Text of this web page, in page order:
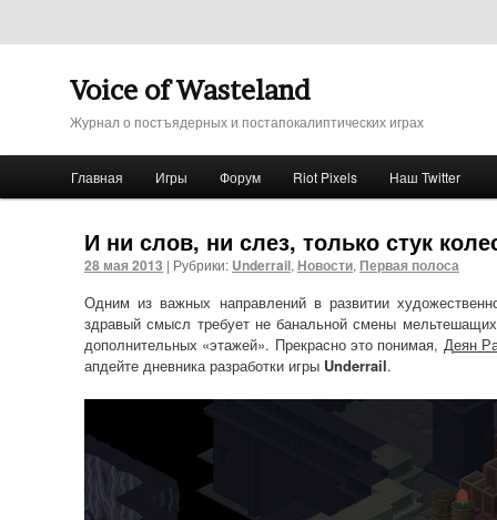
Voice of Wasteland
Журнал о постъядерных и постапокалиптических играх
Перейти к основному содержимому
Перейти к дополнительному содержимому
Главная Игры Форум Riot Pixels Наш Twitter
И ни слов, ни слез, только стук
28 мая 2013 | Рубрики: Underrail, Новости, Первая полоса
Одним из важных направлений в развитии
здравый смысл требует не банальной смены
дополнительных «этажей». Прекрасно это понимая, Деян
апдейте дневника разработки игры Underrail.